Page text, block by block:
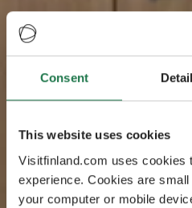
Consent
This website uses cookies
Visitfinland.com uses cookies
experience. Cookies are
your computer or mobile